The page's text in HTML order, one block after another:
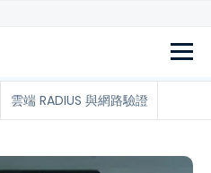
雲端 RADIUS 與網路驗證